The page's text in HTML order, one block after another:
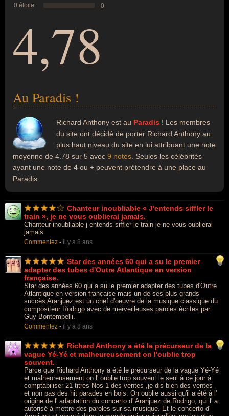
0 étoile
0
4,78
Au Paradis !
Richard Anthony est au Paradis ! Les membres
du site ont décidé de porter Richard Anthony au
plus haut niveau du site en lui attribuant une note
moyenne de 4.78 sur 5 avec 9 notes . Seules les célébrités
ayant une note de 4 ou + peuvent prétendre à une place au
Paradis.
Chanteur inoubliable « J'entends siffler le
train », je ne vous oublierai jamais.
Chanteur inoubliable j entends siffler le train je ne vous oublierai
jamais
Commentez - il y a 8 ans
Star des années 60 qui a su le premier
adapter des tubes d'Outre Atlantique en version
française.
Star des années 60 qui a su le premier adapter des tubes d'Outre
Atlantique en version française mais un de ses plus grands
succès Aranjuez est un chef d'oeuvre de la musique classique du
compositeur Rodrigo avec de merveilleuses paroles écrites par
Guy Bontempelli.
Commentez - il y a 8 ans
Richard Anthony a été le précurseur de la
vague Yé-Yé et malheureusement on l'oublie trop
souvent.
Parce que Richard Anthony a été le précurseur de la vague Yé-Yé
et malheureusement on l' oublie trop souvent le seul à ce jour à
comptabiliser 21 titres Nos 1 des ventes ,je dis bien des ventes
et non pas des hit parades en bois. On oublie aussi qu'il a été à l'
origine de l' adaptation du concerto d' Aranjuez de Rodrigo, qui l' a
autorisé à mettre des paroles sur sa musique. Et le concerto d'